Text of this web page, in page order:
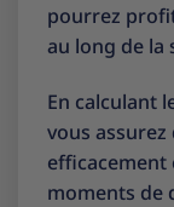
pourrez
au long de la
En calculant
vous
efficacement
moments de